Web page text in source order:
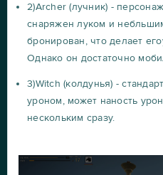
2)Archer (лучник) -
снаряжен луком и
бронирован, что делает
Однако он достаточно
3)Witch (колдунья) -
уроном, может наность
нескольким сразу.